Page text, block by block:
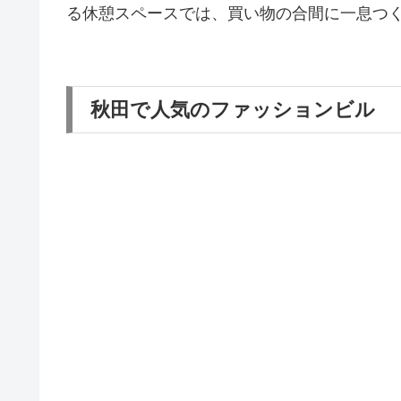
る休憩スペースでは、買い物の合間に一息つ
秋田で人気のファッションビル